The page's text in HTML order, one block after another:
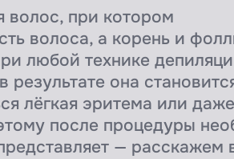
волос, при котором
волоса, а корень и
любой технике
она
лёгкая эритема или даже
после процедуры
— расскажем